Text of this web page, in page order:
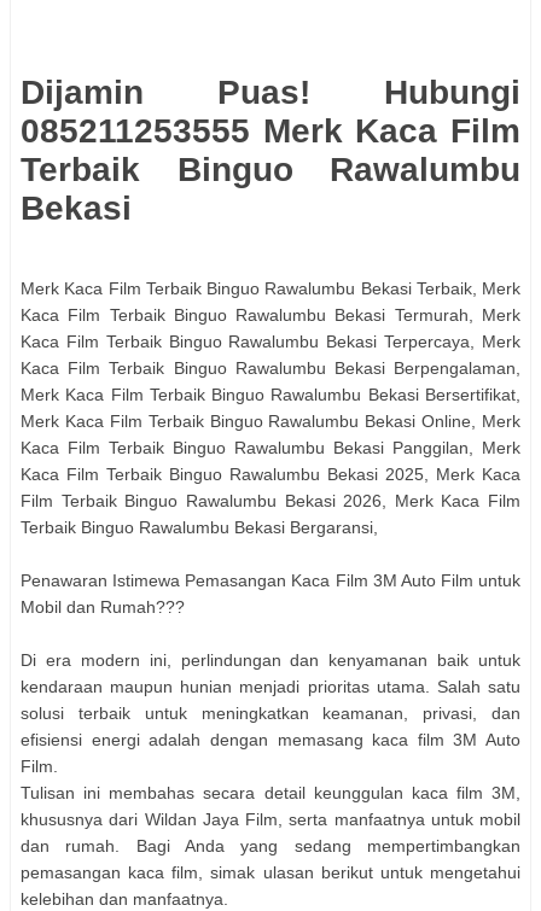
Dijamin Puas! Hubungi
085211253555 Merk Kaca Film
Terbaik Binguo Rawalumbu
Bekasi
Merk Kaca Film Terbaik Binguo Rawalumbu Bekasi Terbaik, Merk
Kaca Film Terbaik Binguo Rawalumbu Bekasi Termurah, Merk
Kaca Film Terbaik Binguo Rawalumbu Bekasi Terpercaya, Merk
Kaca Film Terbaik Binguo Rawalumbu Bekasi Berpengalaman,
Merk Kaca Film Terbaik Binguo Rawalumbu Bekasi Bersertifikat,
Merk Kaca Film Terbaik Binguo Rawalumbu Bekasi Online, Merk
Kaca Film Terbaik Binguo Rawalumbu Bekasi Panggilan, Merk
Kaca Film Terbaik Binguo Rawalumbu Bekasi 2025, Merk Kaca
Film Terbaik Binguo Rawalumbu Bekasi 2026, Merk Kaca Film
Terbaik Binguo Rawalumbu Bekasi Bergaransi,
Penawaran Istimewa Pemasangan Kaca Film 3M Auto Film untuk
Mobil dan Rumah???
Di era modern ini, perlindungan dan kenyamanan baik untuk
kendaraan maupun hunian menjadi prioritas utama. Salah satu
solusi terbaik untuk meningkatkan keamanan, privasi, dan
efisiensi energi adalah dengan memasang kaca film 3M Auto
Film.
Tulisan ini membahas secara detail keunggulan kaca film 3M,
khususnya dari Wildan Jaya Film, serta manfaatnya untuk mobil
dan rumah. Bagi Anda yang sedang mempertimbangkan
pemasangan kaca film, simak ulasan berikut untuk mengetahui
kelebihan dan manfaatnya.